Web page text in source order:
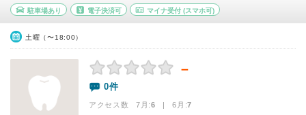
駐車場あり 電子決済可 マイナ受付 (スマホ可)
土曜（〜18:00）
－
0件
アクセス数 7月:6 | 6月:7